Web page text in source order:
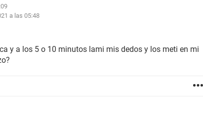
a las 05:48
y a los 5 o 10 minutos lami mis dedos y los meti en mi